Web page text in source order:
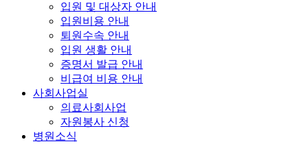
입원 및 대상자 안내
입원비용 안내
퇴원수속 안내
입원 생활 안내
증명서 발급 안내
비급여 비용 안내
사회사업실
의료사회사업
자원봉사 신청
병원소식